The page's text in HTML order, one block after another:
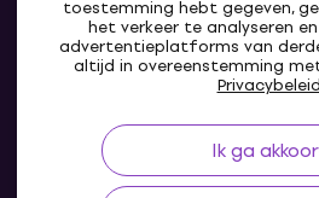
toestemming hebt gegeven,
het verkeer te analyseren
advertentieplatforms van
altijd in overeenstemming
Privacybeleid
Ik ga
NL